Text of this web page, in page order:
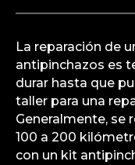
La reparación de
antipinchazos es
durar hasta que
taller para una
Generalmente, se
100 a 200
con un kit